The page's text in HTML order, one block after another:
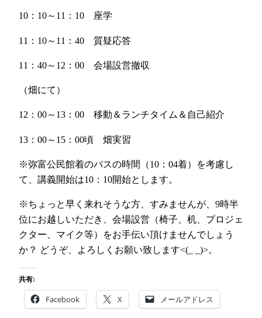
10：10～11：10 座学
11：10～11：40 質疑応答
11：40～12：00 会場設営撤収
（畑にて）
12：00～13：00 移動＆ランチタイム＆自己紹介
13：00～15：00頃 畑実習
※弥富公民館着のバスの時間（10：04着）を考慮し
て、講義開始は10：10開始とします。
※ちょっと早く来れそうな方、すみませんが、9時半
位にお越しいただき、会場設営（椅子、机、プロジェ
クター、マイク等）をお手伝い頂けませんでしょう
か？ どうぞ、よろしくお願い致します<(_ _)>。
共有:
Facebook X メールアドレス